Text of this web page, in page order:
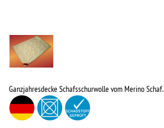
Ganzjahresdecke Schafsschurwolle vom Merino Schaf.